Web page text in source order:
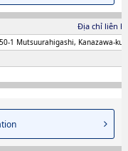
Địa chỉ liên
1 Mutsuurahigashi, Kanazawa-